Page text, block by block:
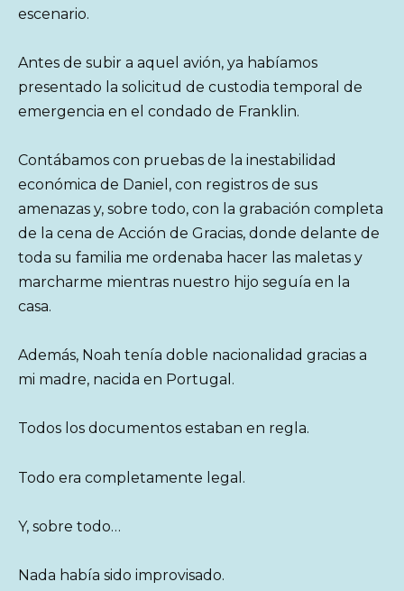
escenario.
Antes de subir a aquel avión, ya habíamos
presentado la solicitud de custodia temporal de
emergencia en el condado de Franklin.
Contábamos con pruebas de la inestabilidad
económica de Daniel, con registros de sus
amenazas y, sobre todo, con la grabación completa
de la cena de Acción de Gracias, donde delante de
toda su familia me ordenaba hacer las maletas y
marcharme mientras nuestro hijo seguía en la
casa.
Además, Noah tenía doble nacionalidad gracias a
mi madre, nacida en Portugal.
Todos los documentos estaban en regla.
Todo era completamente legal.
Y, sobre todo…
Nada había sido improvisado.